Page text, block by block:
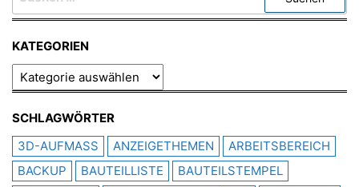
KATEGORIEN
KATEGORIEN
SCHLAGWÖRTER
3D-AUFMASS
ANZEIGETHEMEN
ARBEITSBEREICH
BACKUP
BAUTEILLISTE
BAUTEILSTEMPEL